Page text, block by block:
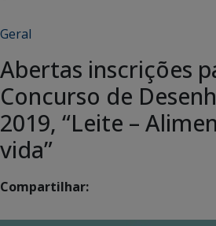
Geral
Abertas inscrições
Concurso de
2019, “Leite –
vida”
Compartilhar: